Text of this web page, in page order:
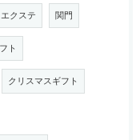
エクステ 関門
ト
クリスマスギフト